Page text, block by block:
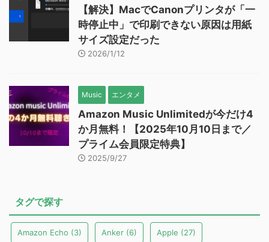
【解決】MacでCanonプリンタが「一
時停止中」で印刷できない原因は用紙
サイズ設定だった
2026/1/12
Music エンタメ
Amazon Music Unlimitedが今だけ4
か月無料！【2025年10月10日まで／
プライム会員限定特典】
2025/9/27
タグで探す
Amazon Echo (3) Anker (6) Apple (27)